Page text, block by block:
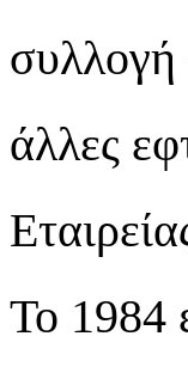
συλλογή
άλλες
Το 1984